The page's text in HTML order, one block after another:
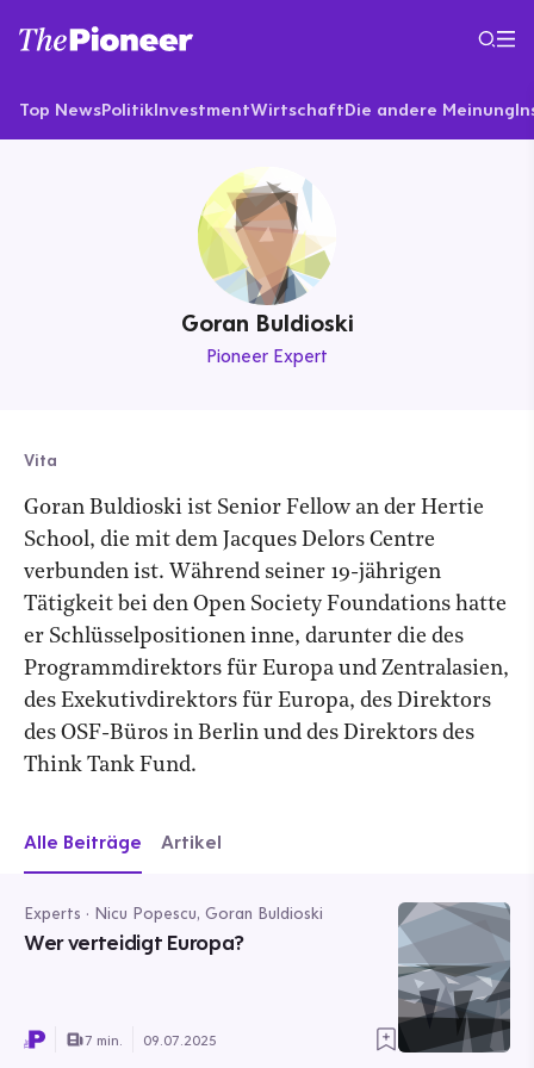
Top NewsPolitikInvestmentWirtschaftDie andere Meinung
Goran Buldioski
Pioneer Expert
Vita
Goran Buldioski ist Senior Fellow an der Hertie
School, die mit dem Jacques Delors Centre
verbunden ist. Während seiner 19-jährigen
Tätigkeit bei den Open Society Foundations hatte
er Schlüsselpositionen inne, darunter die des
Programmdirektors für Europa und Zentralasien,
des Exekutivdirektors für Europa, des Direktors
des OSF-Büros in Berlin und des Direktors des
Think Tank Fund.
Alle Beiträge Artikel
Experts · Nicu Popescu, Goran Buldioski
Wer verteidigt Europa?
7 min. 09.07.2025